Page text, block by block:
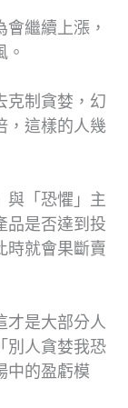
繼續上漲，
克制貪婪，幻
，這樣的人幾
與「恐懼」主
品是否達到投
時就會果斷賣
才是大部分人
別人貪婪我恐
中的盈虧模